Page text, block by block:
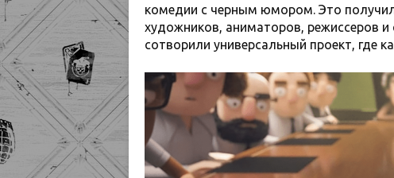
комедии с черным юмором. Это
художников, аниматоров, режиссеров и
сотворили универсальный проект, где